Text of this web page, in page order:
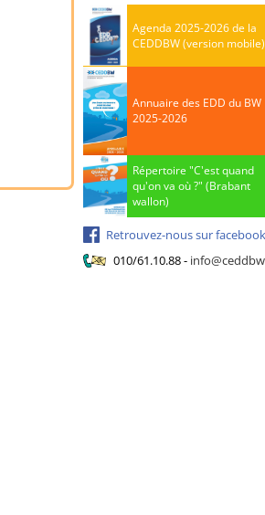
Agenda 2025-2026 de la
CEDDBW (version mobile)
Annuaire des EDD du BW
2025-2026
Répertoire "C'est quand
qu'on va où ?" (Brabant
wallon)
Retrouvez-nous sur facebook
010/61.10.88-